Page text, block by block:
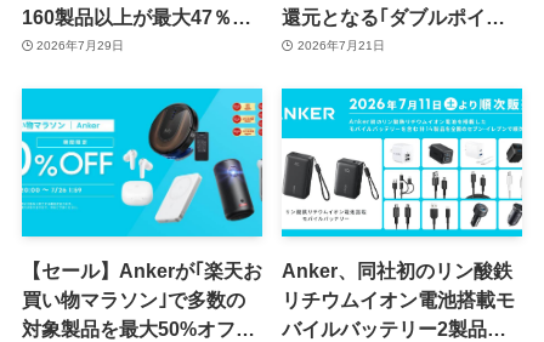
160製品以上が最大47％オ
フに
2026年7月29日
還元となる｢ダブルポイン
ト Rush｣キャンペーンを開
象に
2026年7月21日
【セール】Ankerが｢楽天お
買い物マラソン｣で多数の
対象製品を最大50%オフで
Anker、同社初のリン酸鉄
リチウムイオン電池搭載モ
バイルバッテリー2製品を